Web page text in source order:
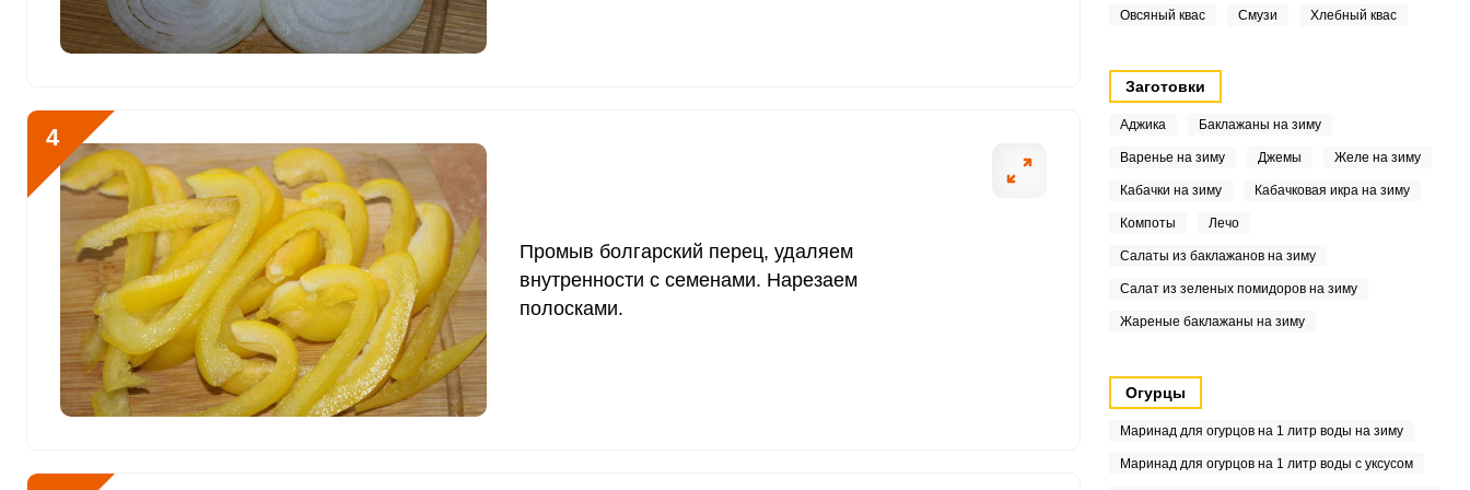
Медь 1368 мкг
Рубидий
Селен 161.9 мкг
Фтор 4967.7 мкг
Хром 395.3 мкг 75.4
Цинк 9.2 мг 12 мг
Бор 453 мкг
Ванадий 3 мкг
4
Промыв болгарский перец, удаляем
внутренности с семенами. Нарезаем
полосками.
Овсяный квас Смузи Хлебный квас
Заготовки
Аджика Баклажаны на зиму
Варенье на зиму Джемы Желе на зиму
Кабачки на зиму Кабачковая икра на зиму
Компоты Лечо
Салаты из баклажанов на зиму
Салат из зеленых помидоров на зиму
Жареные баклажаны на зиму
Огурцы
Маринад для огурцов на 1 литр воды на зиму
Маринад для огурцов на 1 литр воды с уксусом